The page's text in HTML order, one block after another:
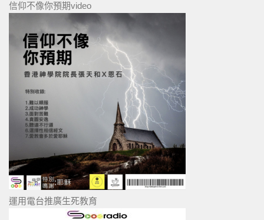
信仰不像你預期video
運用電台推廣生死教育